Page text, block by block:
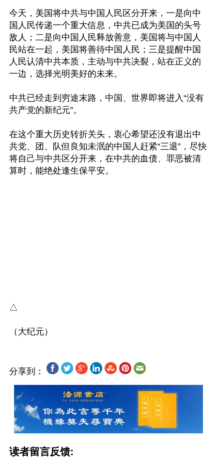
今天，美国将中共与中国人民区分开来，一是向中
国人民传递一个重大信息，中共已成为美国的头号
敌人；二是向中国人民释放善意，美国将与中国人
民站在一起，美国将善待中国人民；三是提醒中国
人民认清中共本质，主动与中共决裂，站在正义的
一边，选择光明美好的未来。
中共已经走到穷途末路，中国、世界即将进入“没有
共产党的新纪元”。
在这个重大历史转折关头，衷心希望还没有退出中
共党、团、队但良知未泯的中国人赶紧“三退”，尽快
将自己与中共区分开来，在中共的血债、罪恶被清
算时，能绝处逢生保平安。
△
分享到：
读者留言反馈: